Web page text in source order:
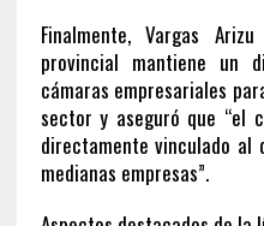
Finalmente, Vargas
provincial mantiene un
cámaras empresariales
sector y aseguró que “el
directamente vinculado al
medianas empresas”.